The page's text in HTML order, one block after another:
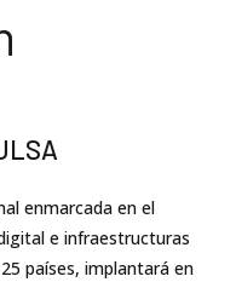
enmarcada en el
e infraestructuras
países, implantará en